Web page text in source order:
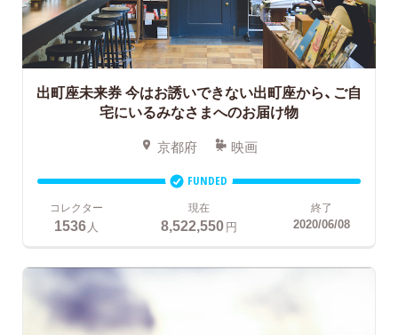
出町座未来券今はお誘いできない出町座から、ご自
宅にいるみなさまへのお届け物
京都府 映画
FUNDED
コレクター
1536 人
現在
8,522,550円
終了
2020/06/08